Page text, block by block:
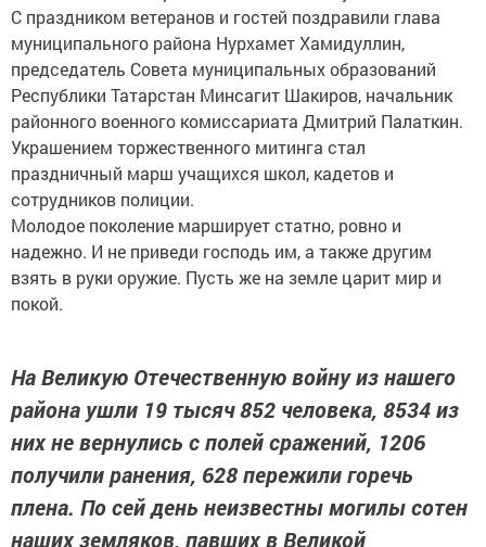
С праздником ветеранов и гостей поздравили глава
муниципального района Нурхамет Хамидуллин,
председатель Совета муниципальных образований
Республики Татарстан Минсагит Шакиров, начальник
районного военного комиссариата Дмитрий Палаткин.
Украшением торжественного митинга стал
праздничный марш учащихся школ, кадетов и
сотрудников полиции.
Молодое поколение марширует статно, ровно и
надежно. И не приведи господь им, а также другим
взять в руки оружие. Пусть же на земле царит мир и
покой.
На Великую Отечественную войну из нашего
района ушли 19 тысяч 852 человека, 8534 из
них не вернулись с полей сражений, 1206
получили ранения, 628 пережили горечь
плена. По сей день неизвестны могилы сотен
наших земляков, павших в Великой